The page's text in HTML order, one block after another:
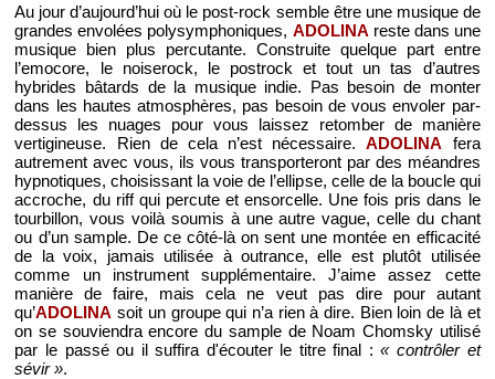
Au jour d’aujourd’hui où le post-rock semble être une musique de
grandes envolées polysymphoniques, ADOLINA reste dans une
musique bien plus percutante. Construite quelque part entre
l’emocore, le noiserock, le postrock et tout un tas d’autres
hybrides bâtards de la musique indie. Pas besoin de monter
dans les hautes atmosphères, pas besoin de vous envoler par-
dessus les nuages pour vous laissez retomber de manière
vertigineuse. Rien de cela n’est nécessaire.ADOLINA fera
autrement avec vous, ils vous transporteront par des méandres
hypnotiques, choisissant la voie de l’ellipse, celle de la boucle qui
accroche, du riff qui percute et ensorcelle. Une fois pris dans le
tourbillon, vous voilà soumis à une autre vague, celle du chant
ou d’un sample. De ce côté-là on sent une montée en efficacité
de la voix, jamais utilisée à outrance, elle est plutôt utilisée
comme un instrument supplémentaire. J’aime assez cette
manière de faire, mais cela ne veut pas dire pour autant
qu’ADOLINA soit un groupe qui n’a rien à dire. Bien loin de là et
on se souviendra encore du sample de Noam Chomsky utilisé
par le passé ou il suffira d'écouter le titre final :« contrôler et
sévir ».